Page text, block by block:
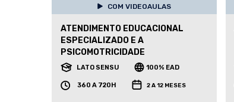
COM VIDEOAULAS
ATENDIMENTO EDUCACIONAL
ESPECIALIZADO E A
PSICOMOTRICIDADE
LATO SENSU 100% EAD
360 A 720H 2 A 12 MESES